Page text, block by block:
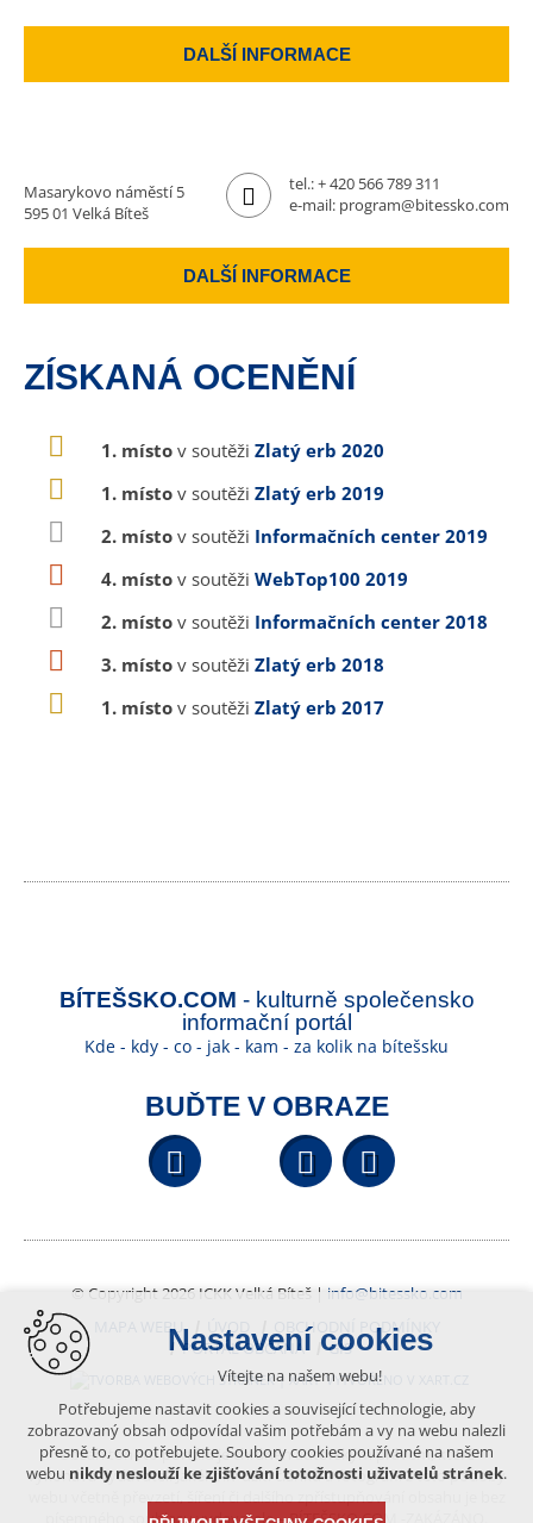
DALŠÍ INFORMACE
Masarykovo náměstí 5
595 01 Velká Bíteš
tel.:+ 420 566 789 311
e-mail: program@bitessko.com
DALŠÍ INFORMACE
ZÍSKANÁ OCENĚNÍ
1. místo v soutěži Zlatý erb 2020
1. místo v soutěži Zlatý erb 2019
2. místo v soutěži Informačních center 2019
4. místo v soutěži WebTop100 2019
2. místo v soutěži Informačních center 2018
3. místo v soutěži Zlatý erb 2018
1. místo v soutěži Zlatý erb 2017
BÍTEŠSKO.COM - kulturně společensko
informační portál
Kde - kdy - co - jak - kam - za kolik na bítešsku
BUĎTE V OBRAZE
Facebook YouTube
© Copyright 2026 ICKK Velká Bíteš | info@bitessko.com
MAPA WEBU
ÚVOD
OBCHODNÍ PODMÍNKY
PORTÁL OBČANA
GIS
VYTVOŘENO V XART.CZ
Obsah tohoto portálu je chráněn autorským právem, které
vykonává vydavatel. Jakékoliv užití článků a fotografií z této podoby
písemného souhlasu vydavatele – BÍTEŠSKO.COM -ZAKÁZÁNO.
Nastavení cookies
Vítejte na našem webu!
Potřebujeme nastavit cookies a související technologie, aby
zobrazovaný obsah odpovídal vašim potřebám a vy na webu nalezli
přesně to, co potřebujete. Soubory cookies používané na našem
webu nikdy neslouží ke zjišťování totožnosti uživatelů stránek.